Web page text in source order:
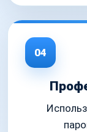
04